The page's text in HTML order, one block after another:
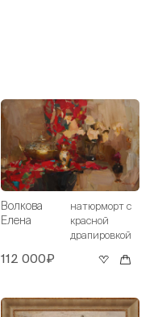
Волкова
Елена
натюрморт с
красной
драпировкой
112 000₽